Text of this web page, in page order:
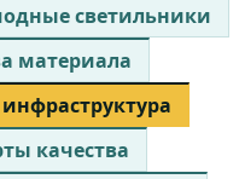
светильники
материала
инфраструктура
качества